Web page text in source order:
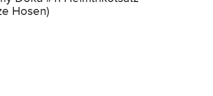
Hosen)